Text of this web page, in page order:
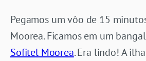
Pegamos um vôo de 15
Moorea. Ficamos em um
Sofitel Moorea. Era lindo! A